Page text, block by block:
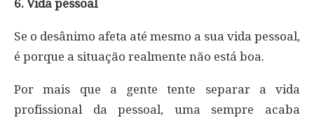
6. Vida pessoal
Se o desânimo afeta até mesmo a sua vida pessoal,
é porque a situação realmente não está boa.
Por mais que a gente tente separar a vida
profissional da pessoal, uma sempre acaba